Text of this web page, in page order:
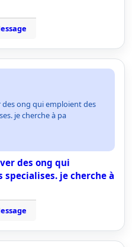
ong qui emploient des
je cherche à pa
des ong qui
je cherche à